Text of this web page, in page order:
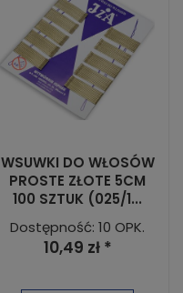
WSUWKI DO WŁOSÓW
PROSTE ZŁOTE 5CM
100 SZTUK (025/1...
Dostępność: 10 OPK.
10,49 zł *